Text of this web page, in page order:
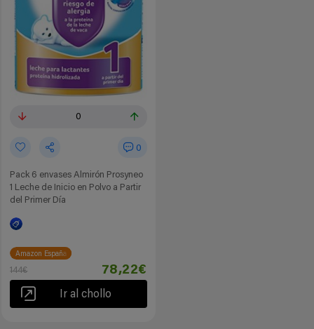
0
0
Pack 6 envases Almirón Prosyneo
1 Leche de Inicio en Polvo a Partir
del Primer Día
Amazon España
144€ 78,22€
Ir al chollo